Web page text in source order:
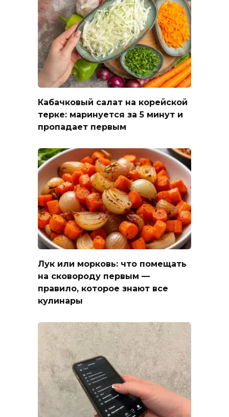
Кабачковый салат на корейской
терке: маринуется за 5 минут и
пропадает первым
Лук или морковь: что помещать
на сковороду первым —
правило, которое знают все
кулинары